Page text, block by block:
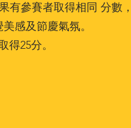
有參賽者取得相同 分數
感及節慶氣氛。
25分。